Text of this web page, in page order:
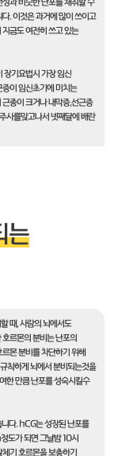
과 비슷한 난포를 채취할 수
. 이것은 과거에 많이 쓰이고
금도 여전히 쓰고 있는
장기요법시 가장 임신
이 임신초기에 미치는
종이 크거나 내막증,선근증
사를맞고나서 넷째달에 배란
는
때, 사람의 뇌에서도
르몬의 분비는 난포의
몬 분비를 차단하기 위해
칙하게 뇌에서 분비되는것을
한 만큼 난포를 성숙시킬수
다. hCG는 성장된 난포를
도가 되면 그날밤 10시
기 호르몬을 보충하기